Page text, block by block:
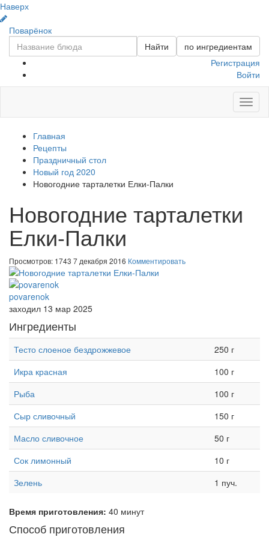
Наверх
Поварёнок
Найти
по ингредиентам
Регистрация
Войти
Главная
Рецепты
Праздничный стол
Новый год 2020
Новогодние тарталетки Елки-Палки
Новогодние тарталетки
Елки-Палки
Просмотров: 1743 7 декабря 2016 Комментировать
povarenok
заходил 13 мар 2025
Ингредиенты
Тесто слоеное бездрожжевое
250 г
Икра красная
100 г
Рыба
100 г
Сыр сливочный
150 г
Масло сливочное
50 г
Сок лимонный
10 г
Зелень
1 пуч.
Время приготовления: 40 минут
Способ приготовления